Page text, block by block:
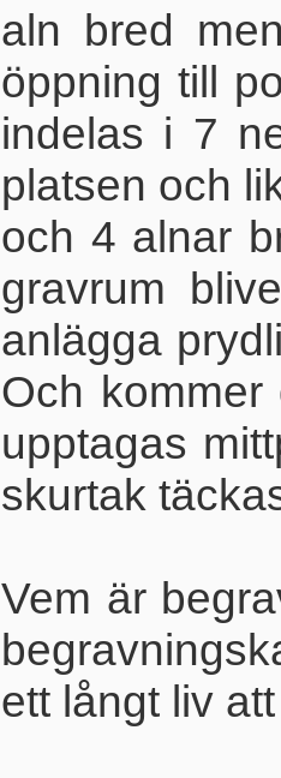
aln bred
öppning till
indelas i 7
platsen och
och 4 alnar
gravrum
anlägga
Och
upptagas
skurtak
Vem är
ett långt liv